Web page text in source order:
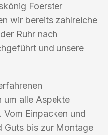
Foerster
wir bereits zahlreiche
Ruhr nach
und unsere
um alle Aspekte
Vom Einpacken und
Guts bis zur Montage